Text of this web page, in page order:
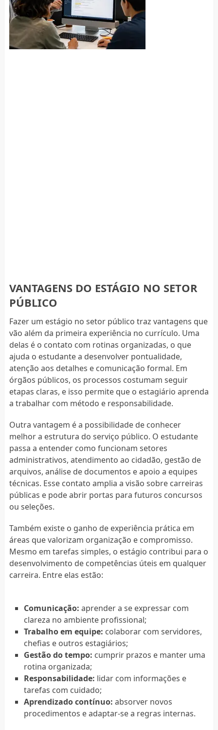
VANTAGENS DO ESTÁGIO NO SETOR
PÚBLICO
Fazer um estágio no setor público traz vantagens que
vão além da primeira experiência no currículo. Uma
delas é o contato com rotinas organizadas, o que
ajuda o estudante a desenvolver pontualidade,
atenção aos detalhes e comunicação formal. Em
órgãos públicos, os processos costumam seguir
etapas claras, e isso permite que o estagiário aprenda
a trabalhar com método e responsabilidade.
Outra vantagem é a possibilidade de conhecer
melhor a estrutura do serviço público. O estudante
passa a entender como funcionam setores
administrativos, atendimento ao cidadão, gestão de
arquivos, análise de documentos e apoio a equipes
técnicas. Esse contato amplia a visão sobre carreiras
públicas e pode abrir portas para futuros concursos
ou seleções.
Também existe o ganho de experiência prática em
áreas que valorizam organização e compromisso.
Mesmo em tarefas simples, o estágio contribui para o
desenvolvimento de competências úteis em qualquer
carreira. Entre elas estão:
Comunicação: aprender a se expressar com
clareza no ambiente profissional;
Trabalho em equipe: colaborar com servidores,
chefias e outros estagiários;
Gestão do tempo: cumprir prazos e manter uma
rotina organizada;
Responsabilidade: lidar com informações e
tarefas com cuidado;
Aprendizado contínuo: absorver novos
procedimentos e adaptar-se a regras internas.